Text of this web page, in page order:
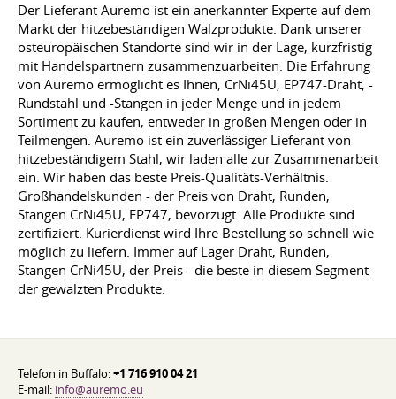
Der Lieferant Auremo ist ein anerkannter Experte auf dem
Markt der hitzebeständigen Walzprodukte. Dank unserer
osteuropäischen Standorte sind wir in der Lage, kurzfristig
mit Handelspartnern zusammenzuarbeiten. Die Erfahrung
von Auremo ermöglicht es Ihnen, CrNi45U, EP747-Draht, -
Rundstahl und -Stangen in jeder Menge und in jedem
Sortiment zu kaufen, entweder in großen Mengen oder in
Teilmengen. Auremo ist ein zuverlässiger Lieferant von
hitzebeständigem Stahl, wir laden alle zur Zusammenarbeit
ein. Wir haben das beste Preis-Qualitäts-Verhältnis.
Großhandelskunden - der Preis von Draht, Runden,
Stangen CrNi45U, EP747, bevorzugt. Alle Produkte sind
zertifiziert. Kurierdienst wird Ihre Bestellung so schnell wie
möglich zu liefern. Immer auf Lager Draht, Runden,
Stangen CrNi45U, der Preis - die beste in diesem Segment
der gewalzten Produkte.
Telefon in Buffalo:+1 716 910 04 21
E-mail: info@auremo.eu